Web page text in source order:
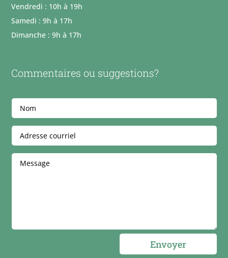
Vendredi : 10h à 19h
Samedi : 9h à 17h
Dimanche : 9h à 17h
Commentaires ou suggestions?
Envoyer